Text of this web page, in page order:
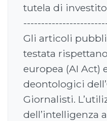
tutela di
Gli articoli
testata
europea (AI Act)
deontologici
Giornalisti.
dell’intelligenza